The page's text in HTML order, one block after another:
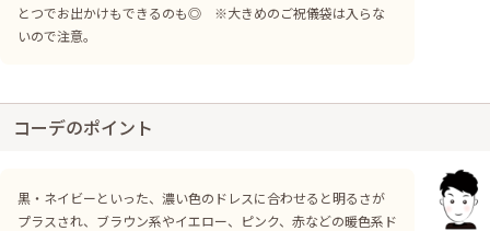
とつでお出かけもできるのも◎ ※大きめのご祝儀袋は入らな
いので注意。
コーデのポイント
黒・ネイビーといった、濃い色のドレスに合わせると明るさが
プラスされ、ブラウン系やイエロー、ピンク、赤などの暖色系ド